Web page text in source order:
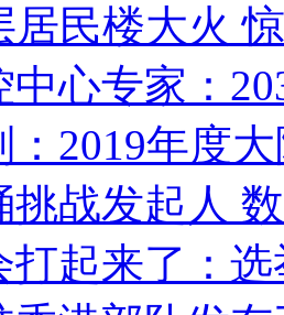
居民楼大火
中心专家：
：2019年度
挑战发起人
打起来了：